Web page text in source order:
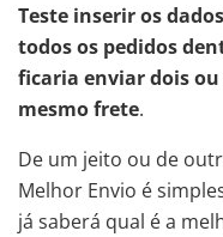
Teste inserir os
todos os pedidos
ficaria enviar dois
mesmo frete.
De um jeito ou de
Melhor Envio é
já saberá qual é a